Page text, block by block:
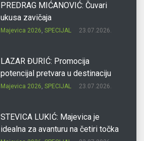
PREDRAG MIĆANOVIĆ: Čuvari
ukusa zavičaja
Majevica 2026, SPECIJAL 23.07.2026.
LAZAR ĐURIĆ: Promocija
potencijal pretvara u destinaciju
Majevica 2026, SPECIJAL 23.07.2026.
STEVICA LUKIĆ: Majevica je
idealna za avanturu na četiri točka